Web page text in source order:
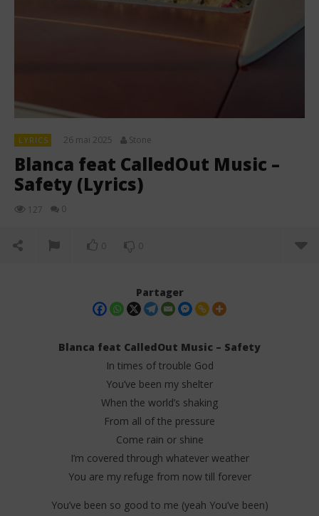
LYRICS 26 mai 2025 Stone
Blanca feat CalledOut Music –
Safety (Lyrics)
127 0
0 0
NOW VIEWING
Partager
Blanca feat CalledOut Music – Safety
In times of trouble God
You’ve been my shelter
When the world’s shaking
From all of the pressure
Come rain or shine
I’m covered through whatever weather
You are my refuge from now till forever
You’ve been so good to me (yeah You’ve been)